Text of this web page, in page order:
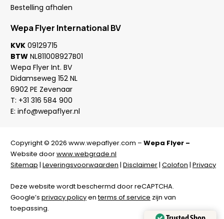
Bestelling afhalen
Wepa Flyer International BV
KVK 09129715
BTW NL811008927B01
Wepa Flyer Int. BV
Didamseweg 152 NL
6902 PE Zevenaar
T: +31 316 584 900
E: info@wepaflyer.nl
Copyright © 2026 www.wepaflyer.com – Wepa Flyer –
Website doorwww.webgrade.nl
Sitemap | Leveringsvoorwaarden | Disclaimer| Colofon | Privacy
Deze website wordt beschermd door reCAPTCHA.
Google’s privacy policyenterms of service zijn van
toepassing.